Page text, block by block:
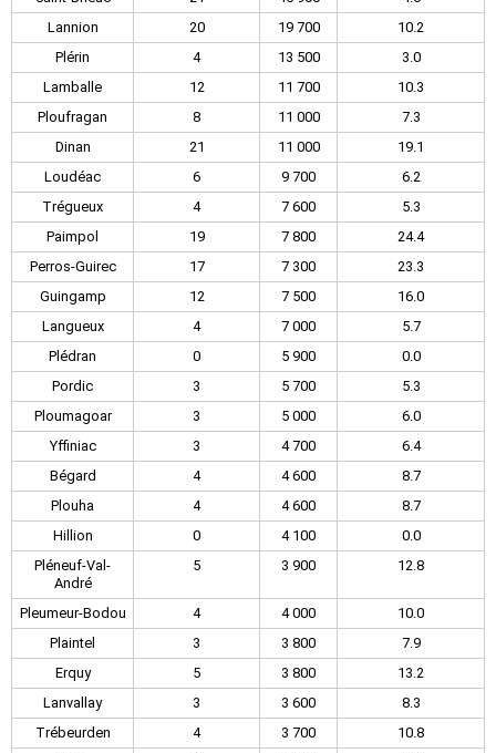
Lannion
20 19 700
10.2
Plérin
4 13 500
3.0
Lamballe
12 11 700
10.3
Ploufragan
8 11 000
7.3
Dinan
21 11 000
19.1
Loudéac
6 9 700
6.2
Trégueux
4 7 600
5.3
Paimpol
19 7 800
24.4
Perros-Guirec
17 7 300
23.3
Guingamp
12 7 500
16.0
Langueux
4 7 000
5.7
Plédran
0 5 900
0.0
Pordic
3 5 700
5.3
Ploumagoar
3 5 000
6.0
Yffiniac
3 4 700
6.4
Bégard
4 4 600
8.7
Plouha
4 4 600
8.7
Hillion
0 4 100
0.0
Pléneuf-Val-
André
5 3 900 12.8
Pleumeur-Bodou 4 4 000
10.0
Plaintel
3 3 800
7.9
Erquy
5 3 800
13.2
Lanvallay
3 3 600
8.3
Trébeurden
4 3 700
10.8